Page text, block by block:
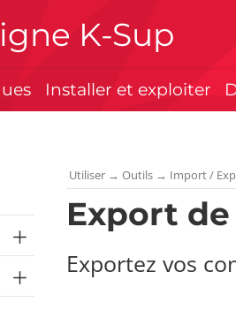
K-Sup
Installer et exploiter
Utiliser →Outils → Import /
Export
Exportez vos